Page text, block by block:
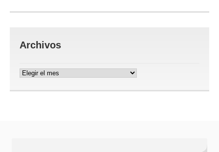
Archivos
Archivos